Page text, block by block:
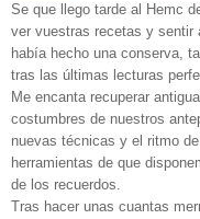
Se que llego tarde al Hemc
ver vuestras recetas y sentir
había hecho una conserva,
tras las últimas lecturas
Me encanta recuperar
costumbres de nuestros
nuevas técnicas y el ritmo
herramientas de que
de los recuerdos.
Tras hacer unas cuantas